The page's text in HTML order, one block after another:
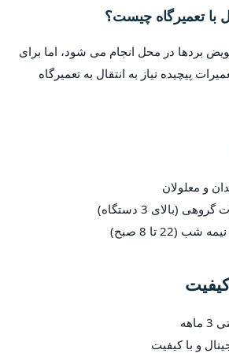
با تعمیرگاه چیست؟
بردها در محل انجام می شود، اما برای
پیچیده نیاز به انتقال به تعمیرگاه
و معلولان
(بالای 3 دستگاه)
(22 تا 8 صبح)
و با کیفیت